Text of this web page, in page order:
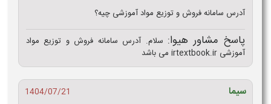
آدرس سامانه فروش و توزیع مواد آموزشی چیه؟
پاسخ مشاور هیوا: سلام. آدرس سامانه فروش و توزیع مواد
آموزشی irtextbook.ir می باشد
سیما
1404/07/21